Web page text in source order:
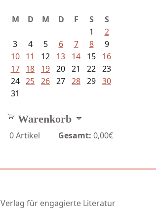
M D M D F S
S
1
2
3
4 5 6 7 8
9
10
11 12 13 14 15
16
17
18 19 20 21 22 23
24 25 26 27 28 29 30
31
Warenkorb
0Artikel Gesamt: 0,00€
Verlag für engagierte Literatur